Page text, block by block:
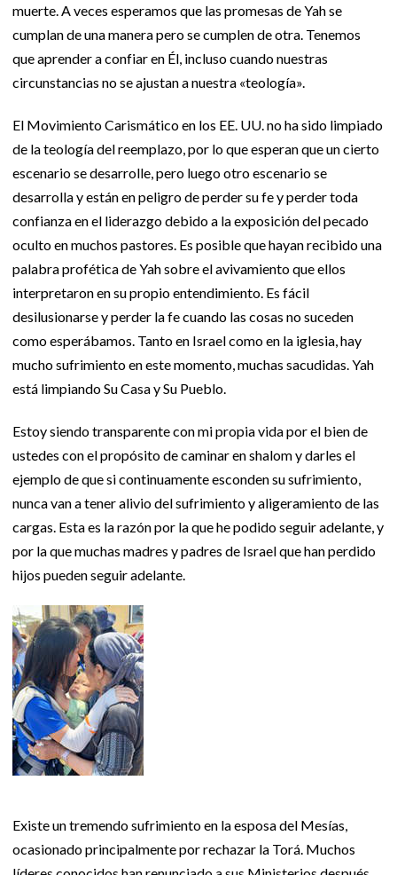
muerte. A veces esperamos que las promesas de Yah se
cumplan de una manera pero se cumplen de otra. Tenemos
que aprender a confiar en Él, incluso cuando nuestras
circunstancias no se ajustan a nuestra «teología».
El Movimiento Carismático en los EE. UU. no ha sido limpiado
de la teología del reemplazo, por lo que esperan que un cierto
escenario se desarrolle, pero luego otro escenario se
desarrolla y están en peligro de perder su fe y perder toda
confianza en el liderazgo debido a la exposición del pecado
oculto en muchos pastores. Es posible que hayan recibido una
palabra profética de Yah sobre el avivamiento que ellos
interpretaron en su propio entendimiento. Es fácil
desilusionarse y perder la fe cuando las cosas no suceden
como esperábamos. Tanto en Israel como en la iglesia, hay
mucho sufrimiento en este momento, muchas sacudidas. Yah
está limpiando Su Casa y Su Pueblo.
Estoy siendo transparente con mi propia vida por el bien de
ustedes con el propósito de caminar en shalom y darles el
ejemplo de que si continuamente esconden su sufrimiento,
nunca van a tener alivio del sufrimiento y aligeramiento de las
cargas. Esta es la razón por la que he podido seguir adelante, y
por la que muchas madres y padres de Israel que han perdido
hijos pueden seguir adelante.
Existe un tremendo sufrimiento en la esposa del Mesías,
ocasionado principalmente por rechazar la Torá. Muchos